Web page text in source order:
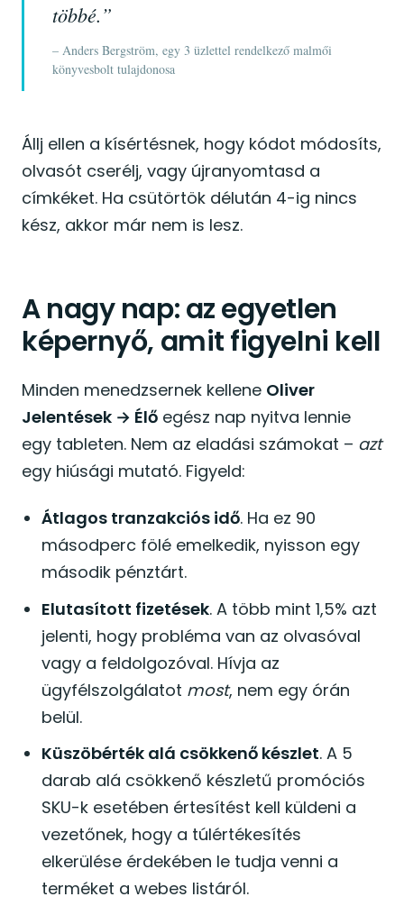
többé.”
– Anders Bergström, egy 3 üzlettel rendelkező malmői
könyvesbolt tulajdonosa
Állj ellen a kísértésnek, hogy kódot módosíts,
olvasót cserélj, vagy újranyomtasd a
címkéket. Ha csütörtök délután 4-ig nincs
kész, akkor már nem is lesz.
A nagy nap: az egyetlen
képernyő, amit figyelni kell
Minden menedzsernek kellene Oliver
Jelentések → Élő egész nap nyitva lennie
egy tableten. Nem az eladási számokat – azt
egy hiúsági mutató. Figyeld:
Átlagos tranzakciós idő. Ha ez 90
másodperc fölé emelkedik, nyisson egy
második pénztárt.
Elutasított fizetések. A több mint 1,5% azt
jelenti, hogy probléma van az olvasóval
vagy a feldolgozóval. Hívja az
ügyfélszolgálatot most, nem egy órán
belül.
Küszöbérték alá csökkenő készlet. A 5
darab alá csökkenő készletű promóciós
SKU-k esetében értesítést kell küldeni a
vezetőnek, hogy a túlértékesítés
elkerülése érdekében le tudja venni a
terméket a webes listáról.